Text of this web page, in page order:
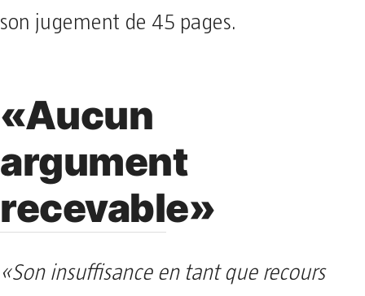
son jugement de 45 pages.
«Aucun
argument
recevable»
«Son insuffisance en tant que recours